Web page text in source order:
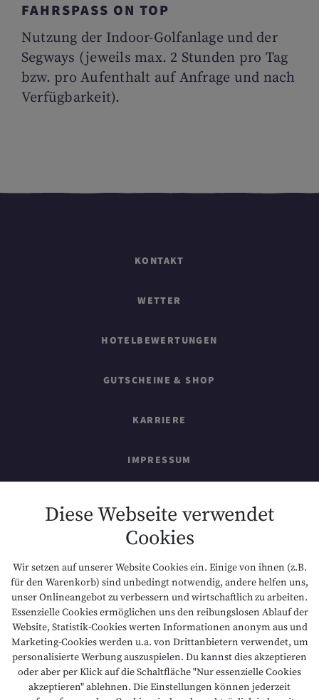
FAHRSPASS ON TOP
Nutzung der Indoor-Golfanlage und der
Segways (jeweils max. 2 Stunden pro Tag
bzw. pro Aufenthalt auf Anfrage und nach
Verfügbarkeit).
KONTAKT
WETTER
HOTELBEWERTUNGEN
GUTSCHEINE & SHOP
KARRIERE
IMPRESSUM
DATENSCHUTZ
NACHHALTIGKEIT
BARRIEREFREIHEIT
T +43 5673 2424 E info@hotelalpenrose.at
Diese Webseite verwendet
Cookies
Wir setzen auf unserer Website Cookies ein. Einige von ihnen (z.B.
für den Warenkorb) sind unbedingt notwendig, andere helfen uns,
unser Onlineangebot zu verbessern und wirtschaftlich zu arbeiten.
Essenzielle Cookies ermöglichen uns den reibungslosen Ablauf der
Website, Statistik-Cookies werten Informationen anonym aus und
Marketing-Cookies werden u.a. von Drittanbietern verwendet, um
personalisierte Werbung auszuspielen. Du kannst dies akzeptieren
oder aber per Klick auf die Schaltfläche "Nur essenzielle Cookies
akzeptieren" ablehnen. Die Einstellungen können jederzeit